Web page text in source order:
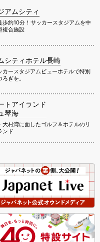
アムシティ
歩約10分！サッカースタジアムを中
複合施設
シティホテル長崎
カースタジアムビューホテルで特別
ぎを。
トアイランド
琴海
大村湾に面したゴルフ＆ホテルのリ
ンド